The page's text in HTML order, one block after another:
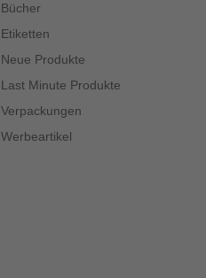
Bücher
Etiketten
Neue Produkte
Last Minute Produkte
Verpackungen
Werbeartikel